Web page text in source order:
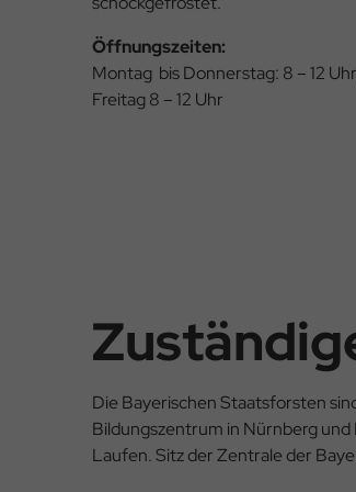
Öffnungszeiten:
Montag bis Donnerstag: 8 – 12 Uhr,
Freitag 8 – 12 Uhr
Die Bayerischen Staatsforsten
Bildungszentrum in Nürnberg
Laufen. Sitz der Zentrale der